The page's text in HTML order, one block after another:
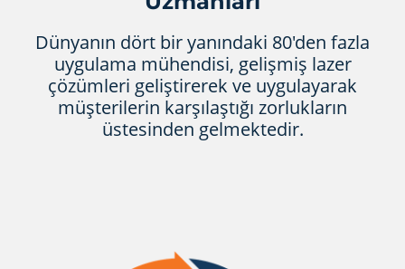
Dünyanın dört bir yanındaki 80'den fazla
uygulama mühendisi, gelişmiş lazer
çözümleri geliştirerek ve uygulayarak
müşterilerin karşılaştığı zorlukların
üstesinden gelmektedir.